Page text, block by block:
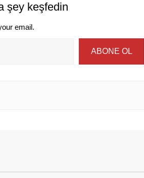
şey keşfedin
email.
ABONE OL